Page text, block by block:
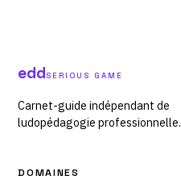
eddSERIOUS GAME
Carnet-guide indépendant de
ludopédagogie professionnelle.
DOMAINES